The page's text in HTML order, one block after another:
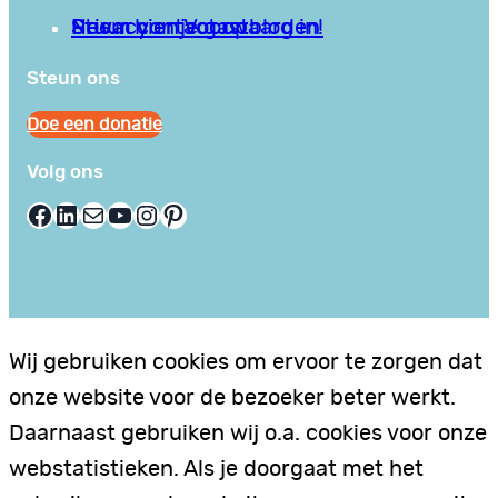
Privacy en Voorwaarden
Stuur hier je gastblog in!
Neem contact op
Steun ons
Doe een donatie
Volg ons
Facebook LinkedIn E-mail YouTube InstagramPinterest
Wij gebruiken cookies om ervoor te zorgen dat
onze website voor de bezoeker beter werkt.
Daarnaast gebruiken wij o.a. cookies voor onze
webstatistieken. Als je doorgaat met het